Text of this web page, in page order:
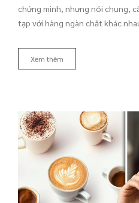
chứng minh, nhưng nói chung,
tạp với hàng ngàn chất khác
Xem thêm